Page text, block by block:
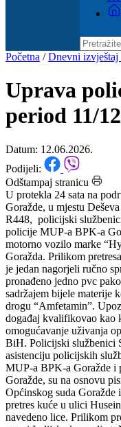
Početna/Dnevni izvještaj
Uprava
period 11/
Datum: 12.06.2026.
Podijeli:
Odštampaj stranicu
U protekla 24 sata na
Goražde, u mjestu
R448, policijski
policije MUP-a BPK-a
motorno vozilo marke
Goražda. Prilikom
je jedan nagorjeli ručno
pronađeno jedno pvc
sadržajem bijele materije
drogu “Amfetamin”.
događaj kvalifikovao kao
omogućavanje uživanja
BiH. Policijski službenici
asistenciju policijskih
MUP-a BPK-a Goražde i
Goražde, su na osnovu